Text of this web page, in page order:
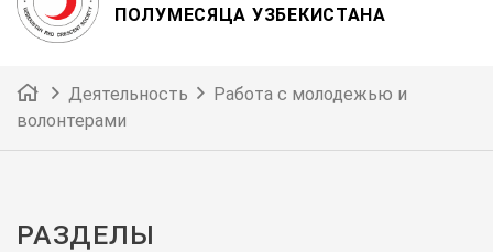
ПОЛУМЕСЯЦА УЗБЕКИСТАНА
Деятельность
Работа с молодежью и
волонтерами
РАЗДЕЛЫ